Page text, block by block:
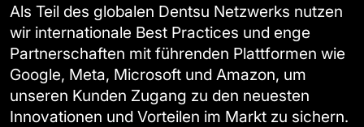
Als Teil des globalen Dentsu Netzwerks nutzen
wir internationale Best Practices und enge
Partnerschaften mit führenden Plattformen wie
Google, Meta, Microsoft und Amazon, um
unseren Kunden Zugang zu den neuesten
Innovationen und Vorteilen im Markt zu sichern.